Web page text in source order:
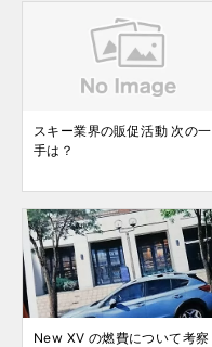
スキー業界の販促活動 次の一
手は？
New XV の燃費について考察